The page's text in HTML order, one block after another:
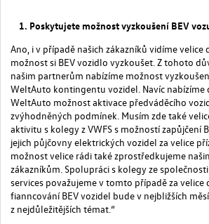
Poskytujete možnost vyzkoušení BEV
Ano, i v případě našich zákazníků vidíme velice
možnost si BEV vozidlo vyzkoušet. Z tohoto
našim partnerům nabízíme možnost
WeltAuto kontingentu vozidel. Navíc nabízíme
WeltAuto možnost aktivace předváděcího
zvýhodněných podmínek. Musím zde také
aktivitu s kolegy z VWFS s možností zapůjčení
jejich půjčovny elektrických vozidel za velice
možnost velice rádi také zprostředkujeme
zákazníkům. Spolupráci s kolegy ze
services považujeme v tomto případě za
fianncování BEV vozidel bude v nejbližších
z nejdůležitějších témat.“